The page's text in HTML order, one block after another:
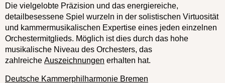
Die vielgelobte Präzision und das energiereiche,
detailbesessene Spiel wurzeln in der solistischen Virtuosität
und kammermusikalischen Expertise eines jeden einzelnen
Orchestermitglieds. Möglich ist dies durch das hohe
musikalische Niveau des Orchesters, das
zahlreiche Auszeichnungen erhalten hat.
Deutsche Kammerphilharmonie Bremen